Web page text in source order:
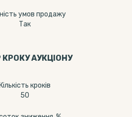
умов продажу
Так
КРОКУ АУКЦІОНУ
Кількість кроків
50